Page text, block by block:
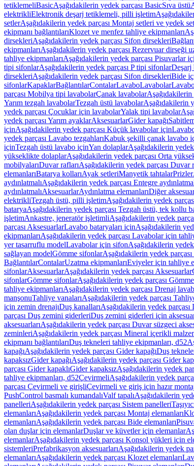
tetiklemeliBasicAşağıdakilerin yedek parçası BasicSıva üstü
elektrikliElektronik deşarj tetiklemeli, pilli işletim
setlerAşağıdakilerin yedek parçası Montaj setleri ve yedek
ekipmanı bağlantılarıKlozet ve menfez tahliye ekipmanları
dirsekleriAşağıdakilerin yedek parçası Sifon dirsekleri
ekipmanlarıAşağıdakilerin yedek parçası Rezervuar dirseği
tahliye ekipmanlarıAşağıdakilerin yedek parçası Pisuvarlar
tipi sifonlarAşağıdakilerin yedek parçası P tipi sifonlarDeşarj
dirsekleriAşağıdakilerin yedek parçası Sifon dirsekleriBide
sifonlarKapaklarBağlantılarContalarLavaboLavabolar
parçası Mobilya tipi lavabolarÇanak lavabolarAşağıdakilerin
Yarım tezgah lavabolarTezgah üstü lavabolarAşağıdakilerin
yedek parçası Çocuklar için lavabolarYalak tipi lavabolar
yedek parçası Yarım ayaklarAksesuarlarGider kapağı
içinAşağıdakilerin yedek parçası Küçük lavabolar için
yedek parçası Lavabo tezgahlarıKabuk şekilli çanak lavabo
içinTezgah üstü lavabo içinYan dolaplarAşağıdakilerin
yükseklikte dolaplarAşağıdakilerin yedek parçası Orta
mobilyalarıDuvar raflarıAşağıdakilerin yedek parçası Duvar
elemanlarıBatarya kollarıAyak setleriManyetik tahtalarPrizler
aydınlatmalıAşağıdakilerin yedek parçası Entegre
aydınlatmalıAksesuarlarAydınlatma elemanlarıDiğer
elektrikliTezgah üstü, pilli işletimAşağıdakilerin yedek
bataryaAşağıdakilerin yedek parçası Tezgah üstü, tek kollu
işletimAnkastre, jeneratör işletimliAşağıdakilerin yedek
parçası AksesuarlarLavabo bataryaları içinAşağıdakilerin
ekipmanlarıAşağıdakilerin yedek parçası Lavabolar için
yer tasarruflu modelLavabolar için sifonAşağıdakilerin
sağlayan modelGömme sifonlarAşağıdakilerin yedek
BağlantılarContalarUzatma ekipmanlarıEviyeler için tahliye
sifonlarAksesuarlarAşağıdakilerin yedek parçası Aksesuarlar
sifonlarGömme sifonlarAşağıdakilerin yedek parçası
tahliye ekipmanlarıAşağıdakilerin yedek parçası Drenaj
manşonuTahliye vanalarıAşağıdakilerin yedek parçası
için zemin drenajıDuş kanallarıAşağıdakilerin yedek parçası
parçası Duş zemini giderleriDuş zemini giderleri için
aksesuarlarıAşağıdakilerin yedek parçası Duvar süzgeci
zeminleriAşağıdakilerin yedek parçası Mineral içerikli
ekipmanı bağlantılarıDuş tekneleri tahliye ekipmanları, d52
kapağıAşağıdakilerin yedek parçası Gider kapağıDuş
kapaksızGider kapağıAşağıdakilerin yedek parçası Gider
parçası Gider kapaklıGider kapaksızAşağıdakilerin yedek
tahliye ekipmanları, d52ÇevirmeliAşağıdakilerin yedek
parçası Çevirmeli ve girişliÇevirmeli ve giriş için hazır
PushControl basmalı kumandalıValf tapalıAşağıdakilerin
panelleriAşağıdakilerin yedek parçası Sistem panelleri
elemanlarıAşağıdakilerin yedek parçası Montaj elemanları
elemanlarıAşağıdakilerin yedek parçası Bide elemanları
olan duşlar için elemanlarDuşlar ve küvetler için elemanlar
elemanlarAşağıdakilerin yedek parçası Konsol yükleri için
sistemleriPrefabrikasyon aksesuarlarıAşağıdakilerin yedek
elemanlarıAşağıdakilerin yedek parçası Klozet elemanları